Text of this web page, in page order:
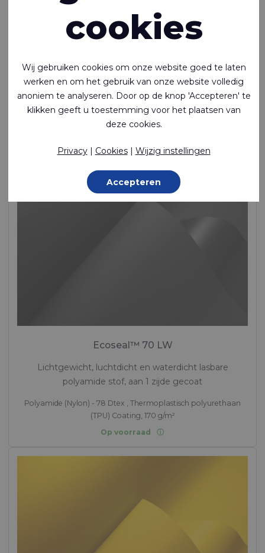
Ecoseal™ Film T400 87A (duplicate of 136)
Lasbare TPU-polyetherfilm van 400 micron
Unsupported Film, TPU (Ether) Film, 450 g/m²
Op voorraad
Ecoseal™ 70 LW
Lichtgewicht, luchtdicht en waterdicht lasbare
polyamide stof, aan 1 zijde gecoat
Polyamide (Nylon) - 78 Dtex , Thermoplastisch polyurethaan
(TPU) Coating, 170 g/m²
Op voorraad
cookies
Wij gebruiken cookies om onze website goed te laten
werken en om het gebruik van onze website volledig
anoniem te analyseren. Door op de knop 'Accepteren' te
klikken geeft u toestemming voor het plaatsen van
deze cookies.
Privacy| Cookies| Wijzig instellingen
Accepteren